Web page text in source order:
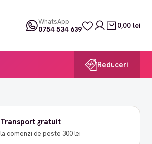
WhatsApp
0754 534 639 0,00 lei
Reduceri
Transport gratuit
la comenzi de peste 300 lei